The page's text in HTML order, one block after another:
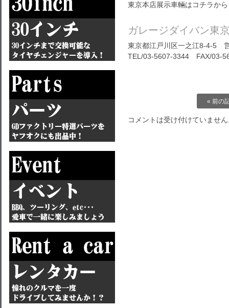
東京本店展示車輛はコチラか
ガレージダイバン東
東京都江戸川区一之江8-4-5
TEL/03-5607-3344 FAX/03-
« 前の
コメントは受け付けていませ